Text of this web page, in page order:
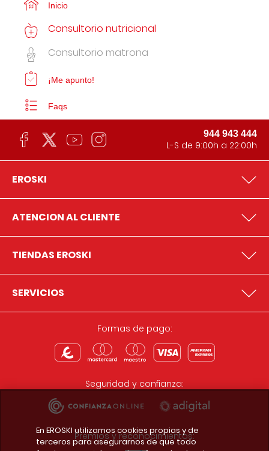
Inicio
Consultorio nutricional
Consultorio matrona
¡Me apunto!
Faqs
944 943 444
L-S de 9:00h a 22:00h
EROSKI
ATENCION AL CLIENTE
TIENDAS EROSKI
SERVICIOS
Formas de pago:
Seguridad y confianza:
Premios y reconocimientos:
En EROSKI utilizamos cookies propias y de
terceros para asegurarnos de que todo